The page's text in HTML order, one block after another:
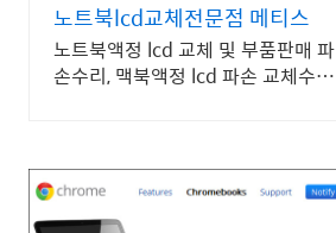
노트북lcd교체전문점 메티스
노트북액정 lcd 교체 및 부품판매 파
손수리, 맥북액정 lcd 파손 교체수리